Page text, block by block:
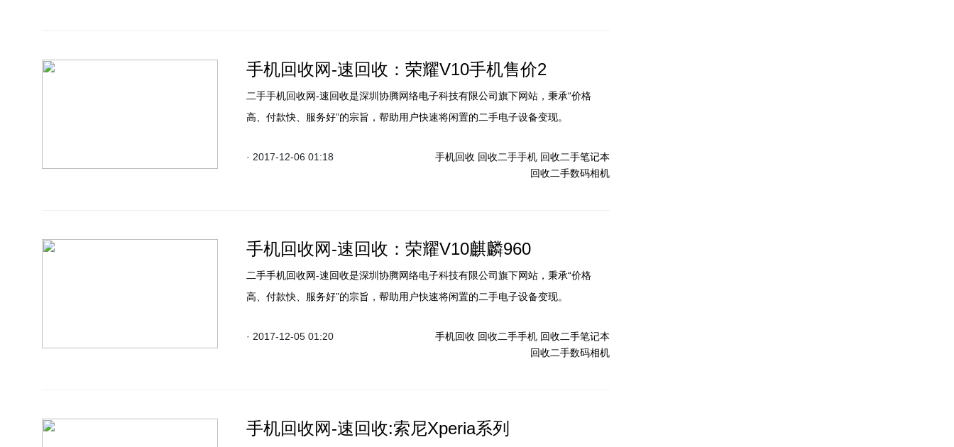
手机回收网-速回收：荣耀V10手机售价2
二手手机回收网-速回收是深圳协腾网络电子科技有限公司旗下网站，秉承“价格
高、付款快、服务好”的宗旨，帮助用户快速将闲置的二手电子设备变现。
· 2017-12-06 01:18 手机回收 回收二手手机 回收二手笔记本
回收二手数码相机
手机回收网-速回收：荣耀V10麒麟960
二手手机回收网-速回收是深圳协腾网络电子科技有限公司旗下网站，秉承“价格
高、付款快、服务好”的宗旨，帮助用户快速将闲置的二手电子设备变现。
· 2017-12-05 01:20 手机回收 回收二手手机 回收二手笔记本
回收二手数码相机
手机回收网-速回收:索尼Xperia系列